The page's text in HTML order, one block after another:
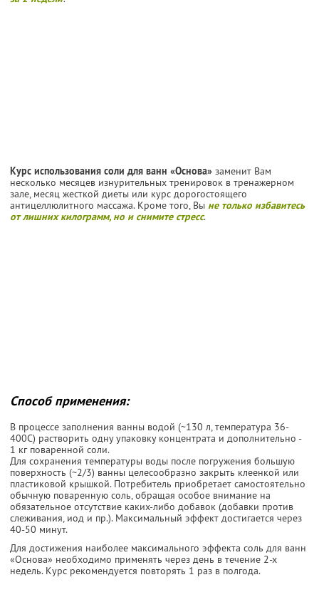
Курс использования соли для ванн «Основа» заменит Вам
несколько месяцев изнурительных тренировок в тренажерном
зале, месяц жесткой диеты или курс дорогостоящего
антицеллюлитного массажа. Кроме того, Вы не только избавитесь
от лишних килограмм, но и снимите стресс.
Способ применения:
В процессе заполнения ванны водой (~130 л, температура 36-
400С) растворить одну упаковку концентрата и дополнительно -
1 кг поваренной соли.
Для сохранения температуры воды после погружения большую
поверхность (~2/3) ванны целесообразно закрыть клеенкой или
пластиковой крышкой. Потребитель приобретает самостоятельно
обычную поваренную соль, обращая особое внимание на
обязательное отсутствие каких-либо добавок (добавки против
слеживания, иод и пр.). Максимальный эффект достигается через
40-50 минут.
Для достижения наиболее максимального эффекта соль для ванн
«Основа» необходимо применять через день в течение 2-х
недель. Курс рекомендуется повторять 1 раз в полгода.